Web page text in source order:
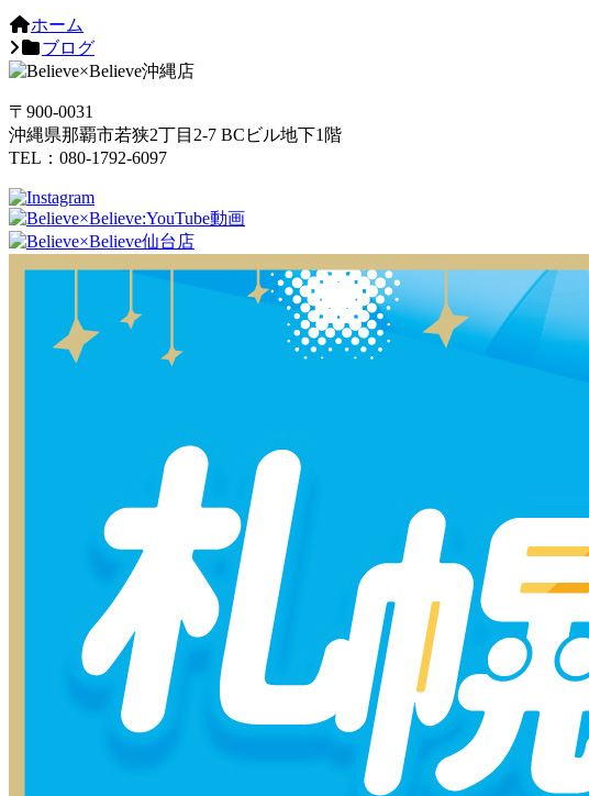
ホーム
ブログ
〒900-0031
沖縄県那覇市若狭2丁目2-7 BCビル地下1階
TEL：080-1792-6097